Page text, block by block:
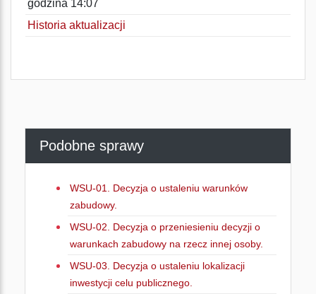
godzina 14:07
Historia aktualizacji
Podobne sprawy
WSU-01. Decyzja o ustaleniu warunków
zabudowy.
WSU-02. Decyzja o przeniesieniu decyzji o
warunkach zabudowy na rzecz innej osoby.
WSU-03. Decyzja o ustaleniu lokalizacji
inwestycji celu publicznego.